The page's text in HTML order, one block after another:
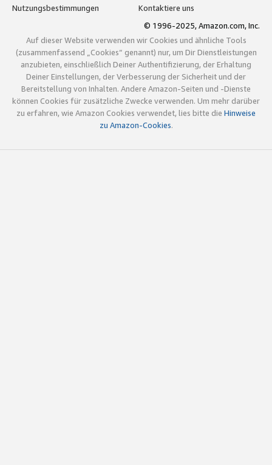
Nutzungsbestimmungen
Kontaktiere uns
© 1996-2025, Amazon.com, Inc.
Auf dieser Website verwenden wir Cookies und ähnliche Tools
(zusammenfassend „Cookies“ genannt) nur, um Dir Dienstleistungen
anzubieten, einschließlich Deiner Authentifizierung, der Erhaltung
Deiner Einstellungen, der Verbesserung der Sicherheit und der
Bereitstellung von Inhalten. Andere Amazon-Seiten und -Dienste
können Cookies für zusätzliche Zwecke verwenden. Um mehr darüber
zu erfahren, wie Amazon Cookies verwendet, lies bitte die Hinweise
zu Amazon-Cookies.